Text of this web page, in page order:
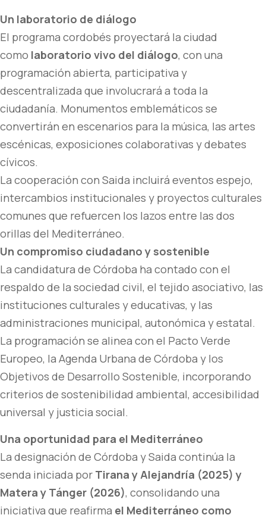
Un laboratorio de diálogo
El programa cordobés proyectará la ciudad
como laboratorio vivo del diálogo, con una
programación abierta, participativa y
descentralizada que involucrará a toda la
ciudadanía. Monumentos emblemáticos se
convertirán en escenarios para la música, las artes
escénicas, exposiciones colaborativas y debates
cívicos.
La cooperación con Saida incluirá eventos espejo,
intercambios institucionales y proyectos culturales
comunes que refuercen los lazos entre las dos
orillas del Mediterráneo.
Un compromiso ciudadano y sostenible
La candidatura de Córdoba ha contado con el
respaldo de la sociedad civil, el tejido asociativo, las
instituciones culturales y educativas, y las
administraciones municipal, autonómica y estatal.
La programación se alinea con el Pacto Verde
Europeo, la Agenda Urbana de Córdoba y los
Objetivos de Desarrollo Sostenible, incorporando
criterios de sostenibilidad ambiental, accesibilidad
universal y justicia social.
Una oportunidad para el Mediterráneo
La designación de Córdoba y Saida continúa la
senda iniciada por Tirana y Alejandría (2025) y
Matera y Tánger (2026), consolidando una
iniciativa que reafirma el Mediterráneo como